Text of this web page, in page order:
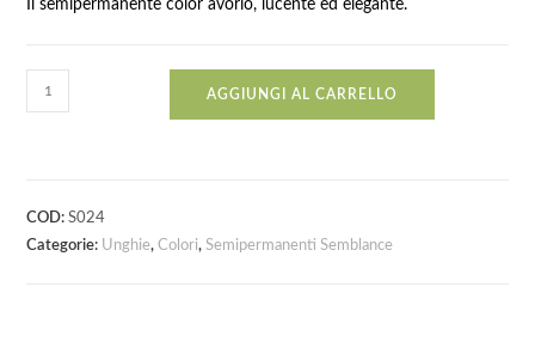
Il semipermanente color avorio, lucente ed elegante.
AGGIUNGI AL CARRELLO
COD:S024
Categorie: Unghie,Colori,Semipermanenti Semblance